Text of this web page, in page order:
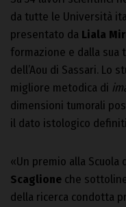
da tutte le Università
presentato da Liala
formazione e dalla sua
dell’Aou di Sassari. Lo
migliore metodica di
dimensioni tumorali
il dato istologico
«Un premio alla
Scaglione che
della ricerca condotta